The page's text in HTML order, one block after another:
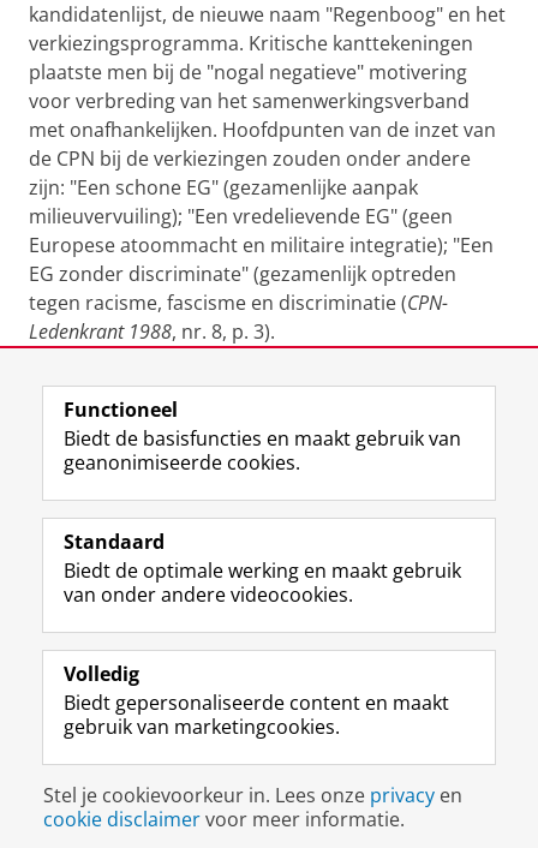
kandidatenlijst, de nieuwe naam "Regenboog" en het
verkiezingsprogramma. Kritische kanttekeningen
plaatste men bij de "nogal negatieve" motivering
voor verbreding van het samenwerkingsverband
met onafhankelijken. Hoofdpunten van de inzet van
de CPN bij de verkiezingen zouden onder andere
zijn: "Een schone EG" (gezamenlijke aanpak
milieuvervuiling); "Een vredelievende EG" (geen
Europese atoommacht en militaire integratie); "Een
EG zonder discriminate" (gezamenlijk optreden
tegen racisme, fascisme en discriminatie (CPN-
Ledenkrant 1988, nr. 8, p. 3).
Laatst gewijzigd: 18 oktober 2023 11:28
Volg de RUG
F
a
e
b
o
p
a
i
n
a
L
i
k
e
I
-
p
g
i
n
R
S
-
f
e
R
k
s
u
I
n
t
r
m
c
c
o
Y
o
T
e
k
a
a
Studiekiezers
Alumni
Over ons
Disclaimer & Copyright
Inloggen
Functioneel
Biedt de basisfuncties en maakt gebruik van
geanonimiseerde cookies.
Standaard
Biedt de optimale werking en maakt gebruik
van onder andere videocookies.
Volledig
Biedt gepersonaliseerde content en maakt
gebruik van marketingcookies.
Stel je cookievoorkeur in. Lees onze privacy en
cookie disclaimervoor meer informatie.